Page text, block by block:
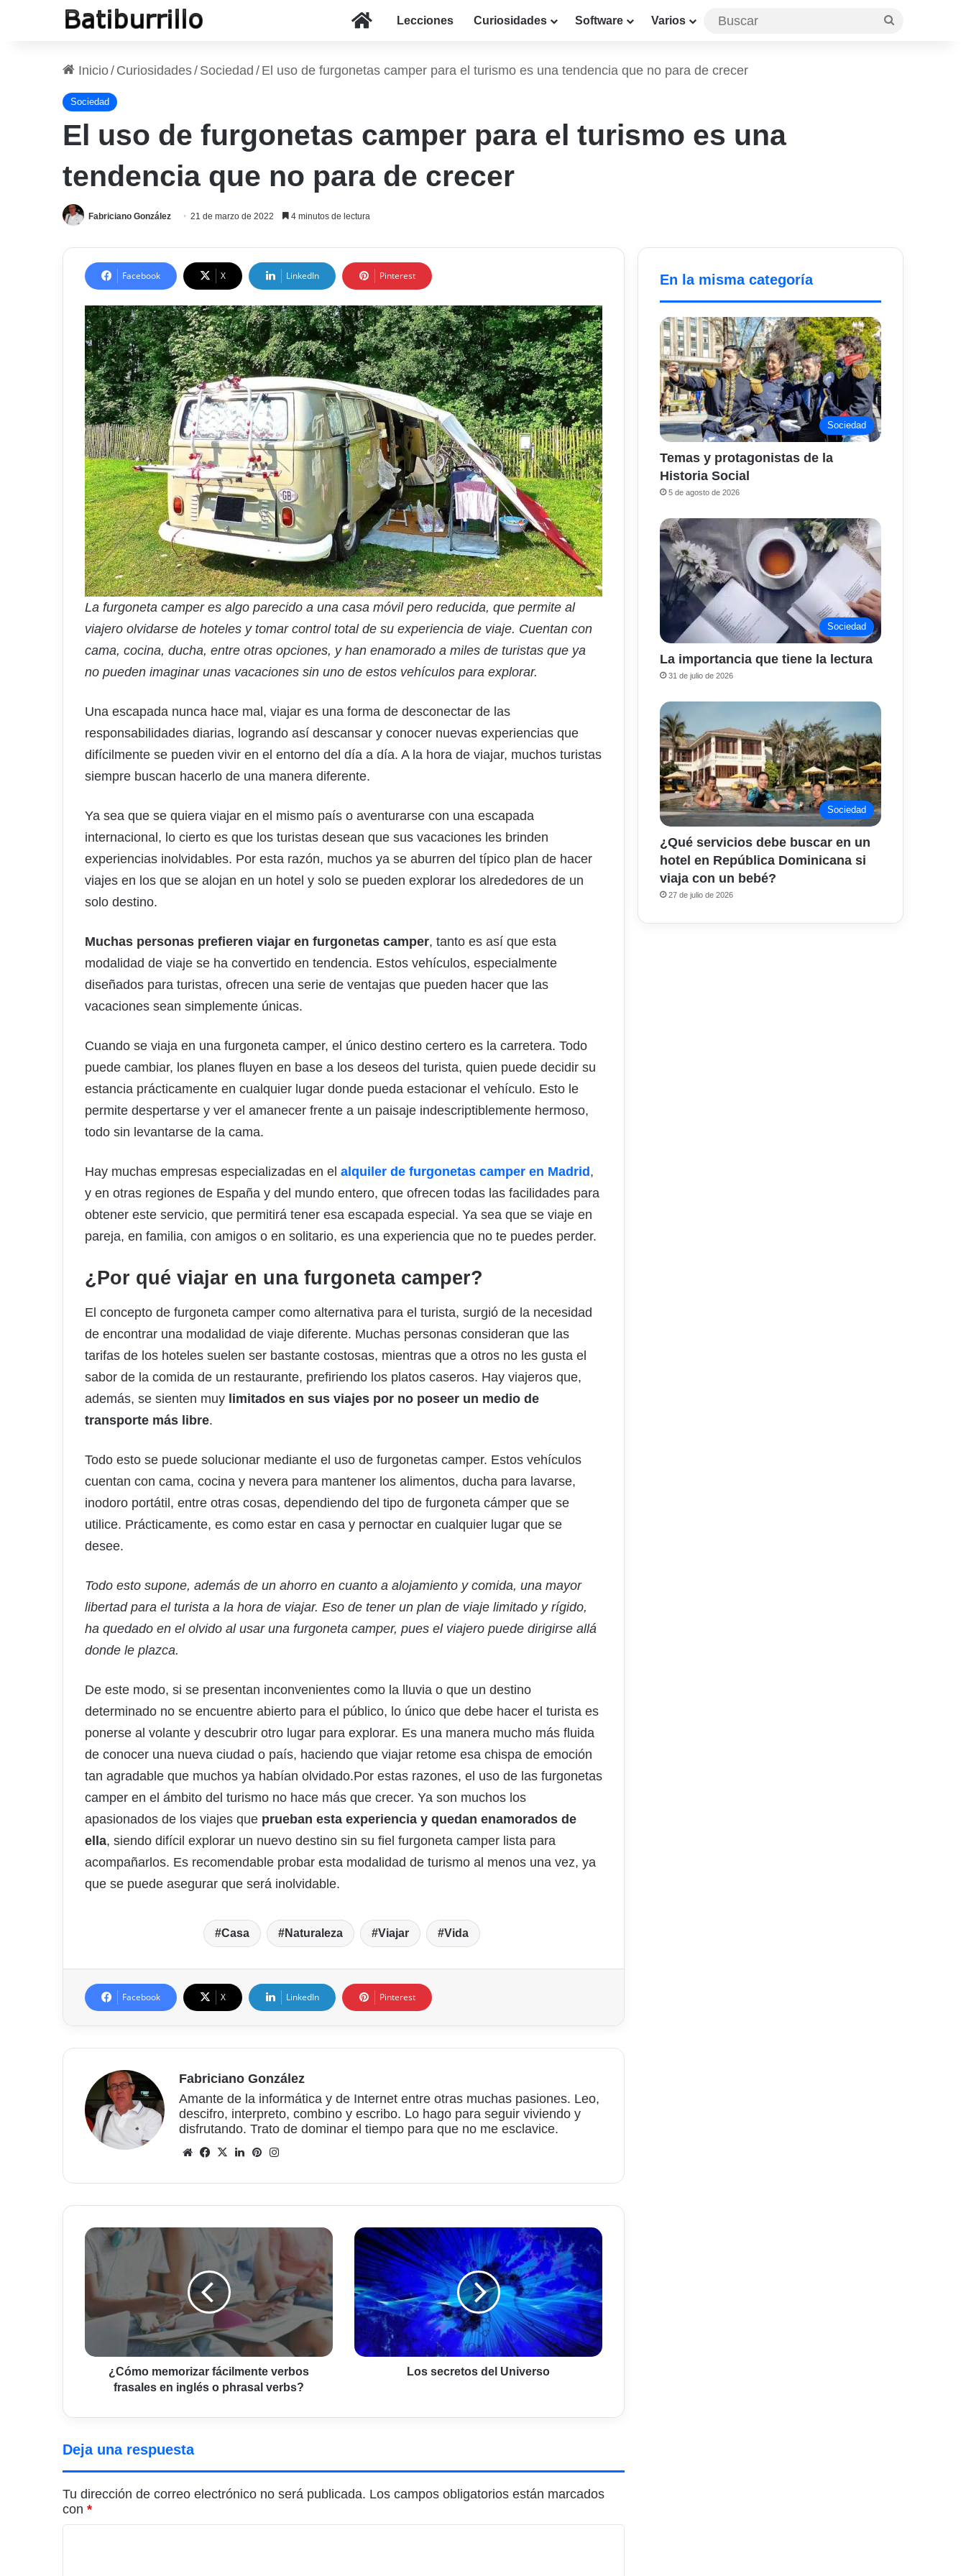
InicioLecciones Curiosidades Software Varios
Inicio/ Curiosidades/ Sociedad / El uso de furgonetas camper para el turismo es una tendencia que no para de crecer
Sociedad
El uso de furgonetas camper para el turismo es una
tendencia que no para de crecer
Fabriciano González 21 de marzo de 2022 4 minutos de lectura
Facebook X LinkedIn Pinterest
La furgoneta camper es algo parecido a una casa móvil pero reducida, que permite al
viajero olvidarse de hoteles y tomar control total de su experiencia de viaje. Cuentan con
cama, cocina, ducha, entre otras opciones, y han enamorado a miles de turistas que ya
no pueden imaginar unas vacaciones sin uno de estos vehículos para explorar.
Una escapada nunca hace mal, viajar es una forma de desconectar de las
responsabilidades diarias, logrando así descansar y conocer nuevas experiencias que
difícilmente se pueden vivir en el entorno del día a día. A la hora de viajar, muchos turistas
siempre buscan hacerlo de una manera diferente.
Ya sea que se quiera viajar en el mismo país o aventurarse con una escapada
internacional, lo cierto es que los turistas desean que sus vacaciones les brinden
experiencias inolvidables. Por esta razón, muchos ya se aburren del típico plan de hacer
viajes en los que se alojan en un hotel y solo se pueden explorar los alrededores de un
solo destino.
Muchas personas prefieren viajar en furgonetas camper, tanto es así que esta
modalidad de viaje se ha convertido en tendencia. Estos vehículos, especialmente
diseñados para turistas, ofrecen una serie de ventajas que pueden hacer que las
vacaciones sean simplemente únicas.
Cuando se viaja en una furgoneta camper, el único destino certero es la carretera. Todo
puede cambiar, los planes fluyen en base a los deseos del turista, quien puede decidir su
estancia prácticamente en cualquier lugar donde pueda estacionar el vehículo. Esto le
permite despertarse y ver el amanecer frente a un paisaje indescriptiblemente hermoso,
todo sin levantarse de la cama.
Hay muchas empresas especializadas en el alquiler de furgonetas camper en Madrid ,
y en otras regiones de España y del mundo entero, que ofrecen todas las facilidades para
obtener este servicio, que permitirá tener esa escapada especial. Ya sea que se viaje en
pareja, en familia, con amigos o en solitario, es una experiencia que no te puedes perder.
¿Por qué viajar en una furgoneta camper?
El concepto de furgoneta camper como alternativa para el turista, surgió de la necesidad
de encontrar una modalidad de viaje diferente. Muchas personas consideran que las
tarifas de los hoteles suelen ser bastante costosas, mientras que a otros no les gusta el
sabor de la comida de un restaurante, prefiriendo los platos caseros. Hay viajeros que,
además, se sienten muy limitados en sus viajes por no poseer un medio de
transporte más libre.
Todo esto se puede solucionar mediante el uso de furgonetas camper. Estos vehículos
cuentan con cama, cocina y nevera para mantener los alimentos, ducha para lavarse,
inodoro portátil, entre otras cosas, dependiendo del tipo de furgoneta cámper que se
utilice. Prácticamente, es como estar en casa y pernoctar en cualquier lugar que se
desee.
Todo esto supone, además de un ahorro en cuanto a alojamiento y comida, una mayor
libertad para el turista a la hora de viajar. Eso de tener un plan de viaje limitado y rígido,
ha quedado en el olvido al usar una furgoneta camper, pues el viajero puede dirigirse allá
donde le plazca.
De este modo, si se presentan inconvenientes como la lluvia o que un destino
determinado no se encuentre abierto para el público, lo único que debe hacer el turista es
ponerse al volante y descubrir otro lugar para explorar. Es una manera mucho más fluida
de conocer una nueva ciudad o país, haciendo que viajar retome esa chispa de emoción
tan agradable que muchos ya habían olvidado.Por estas razones, el uso de las furgonetas
camper en el ámbito del turismo no hace más que crecer. Ya son muchos los
apasionados de los viajes que prueban esta experiencia y quedan enamorados de
ella, siendo difícil explorar un nuevo destino sin su fiel furgoneta camper lista para
acompañarlos. Es recomendable probar esta modalidad de turismo al menos una vez, ya
que se puede asegurar que será inolvidable.
Casa Naturaleza Viajar Vida
Facebook X LinkedIn Pinterest
Fabriciano González
Amante de la informática y de Internet entre otras muchas pasiones. Leo,
descifro, interpreto, combino y escribo. Lo hago para seguir viviendo y
disfrutando. Trato de dominar el tiempo para que no me esclavice.
Sitio
Facebook
X LinkedInPinterest
¿Cómo
memorizar
fácilmente
verbos
frasales
en
inglés
phrasal
verbs?¿Cómo memorizar fácilmente verbos
frasales en inglés o phrasal verbs?
Los
secretos
del
Universo
Los secretos del Universo
Deja una respuesta
Tu dirección de correo electrónico no será publicada. Los campos obligatorios están marcados
con *
En la misma categoría
Sociedad
Temas y protagonistas de la
Historia Social
5 de agosto de 2026
Sociedad
La importancia que tiene la lectura
31 de julio de 2026
Sociedad
¿Qué servicios debe buscar en un
hotel en República Dominicana si
viaja con un bebé?
27 de julio de 2026